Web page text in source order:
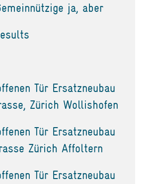
ja, aber
Tür Ersatzneubau
Zürich Wollishofen
Tür Ersatzneubau
Zürich Affoltern
Tür Ersatzneubau